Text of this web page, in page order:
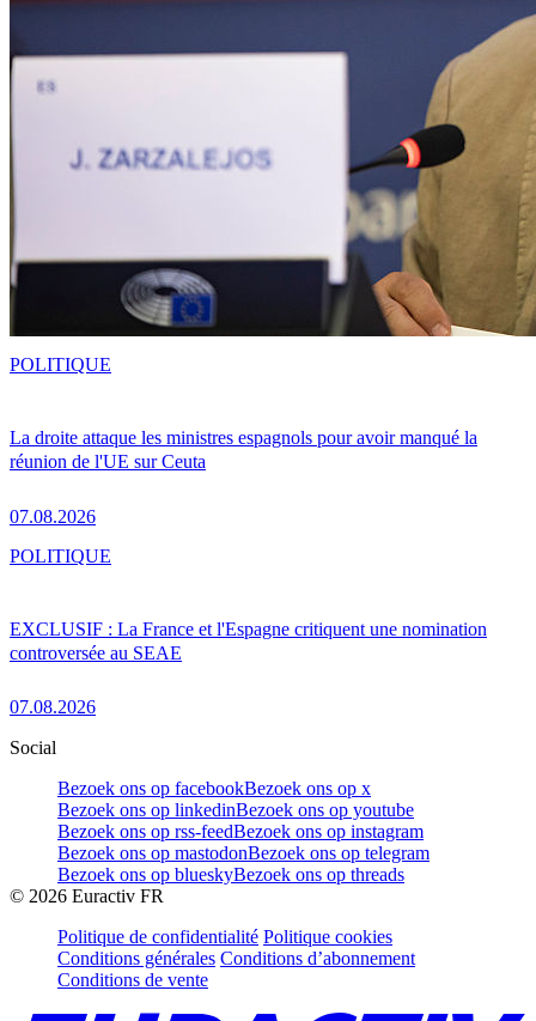
La droite attaque les ministres espagnols pour avoir manqué la
réunion de l'UE sur Ceuta
07.08.2026
POLITIQUE
EXCLUSIF : La France et l'Espagne critiquent une nomination
controversée au SEAE
07.08.2026
POLITIQUE
Social
Bezoek ons op facebookBezoek ons op x
Bezoek ons op linkedinBezoek ons op youtube
Bezoek ons op rss-feedBezoek ons op instagram
Bezoek ons op mastodonBezoek ons op telegram
Bezoek ons op blueskyBezoek ons op threads
© 2026 Euractiv FR
Politique de confidentialité Politique cookies
Conditions générales Conditions d’abonnement
Conditions de vente